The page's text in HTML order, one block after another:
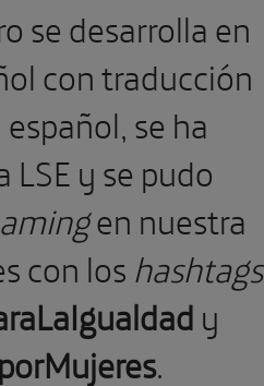
se desarrolla en
con traducción
se ha
y se pudo
en nuestra
con loshashtags
y
.